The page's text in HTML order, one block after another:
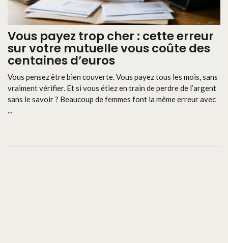
Vous payez trop cher : cette erreur
sur votre mutuelle vous coûte des
centaines d’euros
Vous pensez être bien couverte. Vous payez tous les mois, sans
vraiment vérifier. Et si vous étiez en train de perdre de l’argent
sans le savoir ? Beaucoup de femmes font la même erreur avec
...